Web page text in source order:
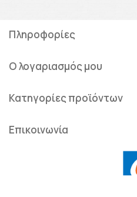
Πληροφορίες
Ο λογαριασμός μου
Κατηγορίες προϊόντων
Επικοινωνία